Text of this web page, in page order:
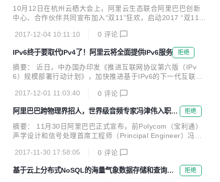
不同场景应对的数据安全保护。 响应国家及市场要求，近日，
阿里云数据中台产品矩阵之一的隐私增强计算产品DataTrust
基础安全能力，及阿里云数据中台丰富的应用场景实践，能够
10月12日在杭州云栖大会上，阿里云生态联合阿里巴巴创新
中心、合作伙伴共同宣布加入“双11”狂欢，启动2017 “双11创
包”，以阿里大生态力量为初创企业提供全线科技赋能及品牌
冷启动等扶持。 据悉，“双11”创业“红包”精选于阿里巴巴创新
中心创业扶持计划---“风池计划”中的核心资源，包括阿里云、
芝麻信用、钉钉、淘宝众筹等阿里系资源；由生态伙伴提供的
数千款企业应用与服务；以及由头部创投媒体提供的初创企业
特性，“创业节”专设10月27日到31日的预热期，用户可以在此
2017-12-04 10:11:10 0 评论
IPv6终于要取代IPv4了！阿里云将全面提供IPv6服务 拒绝
摘要： 近日，中办国办印发《推进互联网协议第六版（IPv
6）规模部署行动计划》，加快推进基于IPv6的下一代互联网
亿，2020年末达到5亿，2025年末中国IPv6规模要达到世界
第一。 近日，中办国办印发《推进互联网协议第六版（IPv
6）规模部署行动计划》，加快推进基于IPv6的下一代互联网
规模部署，计划指出到2018年末国内IPv6活跃用户数要达到2
亿，2020年末达到5亿，2025年末中国IPv6规模要达到世界
第一。 阿里云宣布，为了建立下一代互联网自主技术体系和产
业生态，进一步实现下一代互联网在经济社会各领域深度融合
2017-12-01 11:03:40 0 评论
阿里巴巴跨物理界招人，世界级音频专家冯津伟入职人
工智能团队iDST
拒绝
摘要： 11月30日阿里巴巴正式宣布，前Polycom（宝利通）
声学设计和信号处理首席工程师（Principal Engineer）冯津
员，将负责语音交互设备端的声学设计和信号处理研究工作。
阿里巴巴iDST智能语音交互团队研究员 冯津伟 11月30日阿里
巴巴正式宣布，前Polycom（宝利通）声学设计和信号处理首
2017-11-30 17:58:05 0 评论
基于云上分布式NoSQL的海量气象数据存储和查询方
拒绝